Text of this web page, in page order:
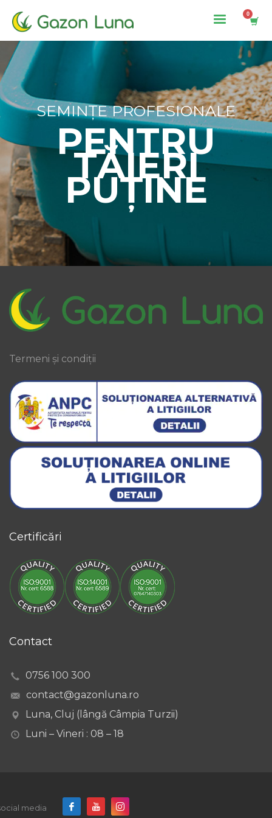
SEMINȚE PROFESIONALE
PENTRU
TĂIERI
PUȚINE
Termeni și condiții
Certificări
Contact
0756 100 300
contact@gazonluna.ro
Luna, Cluj (lângă Câmpia Turzii)
Luni – Vineri : 08 – 18